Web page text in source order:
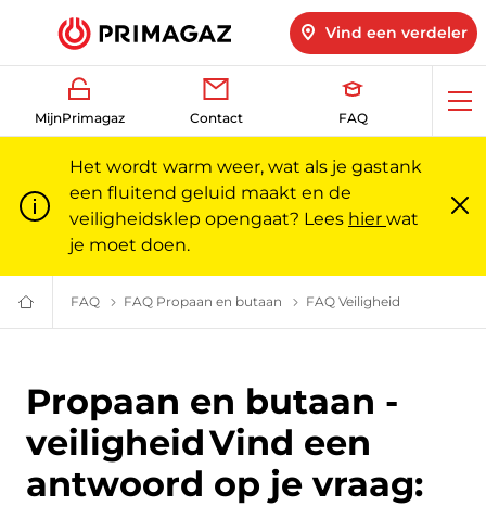
Vind een verdeler
MijnPrimagaz Contact FAQ
Het wordt warm weer, wat als je gastank
een fluitend geluid maakt en de
veiligheidsklep opengaat? Lees hier wat
je moet doen.
Gas
voor
|
Primagaz
FAQ Veelgestelde vragen | Primagaz
FAQ Propaan en butaan (Futuria) Propaan en
FAQ Veiligheid
Propaan en butaan -
veiligheidVind een
antwoord op je vraag: